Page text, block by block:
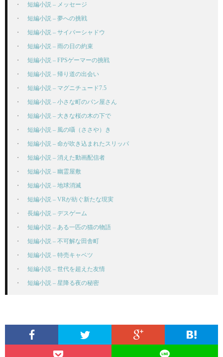
短編小説 – メッセージ
短編小説 – 夢への挑戦
短編小説 – サイバーシャドウ
短編小説 – 雨の日の約束
短編小説 – FPSゲーマーの挑戦
短編小説 – 帰り道の出会い
短編小説 – マグニチュード7.5
短編小説 – 小さな町のパン屋さん
短編小説 – 大きな桜の木の下で
短編小説 – 風の囁（ささや）き
短編小説 – 命が吹き込まれたスリッパ
短編小説 – 消えた動画配信者
短編小説 – 幽霊屋敷
短編小説 – 地球消滅
短編小説 – VRが紡ぐ新たな現実
長編小説 – デスゲーム
短編小説 – ある一匹の猫の物語
短編小説 – 不可解な田舎町
短編小説 – 特売キャベツ
短編小説 – 世代を超えた友情
短編小説 – 星降る夜の秘密